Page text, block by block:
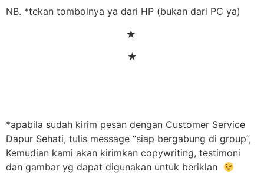
NB. *tekan tombolnya ya dari HP (bukan dari PC ya)
★
★
*apabila sudah kirim pesan dengan Customer Service
Dapur Sehati, tulis message “siap bergabung di group”,
Kemudian kami akan kirimkan copywriting, testimoni
dan gambar yg dapat digunakan untuk beriklan